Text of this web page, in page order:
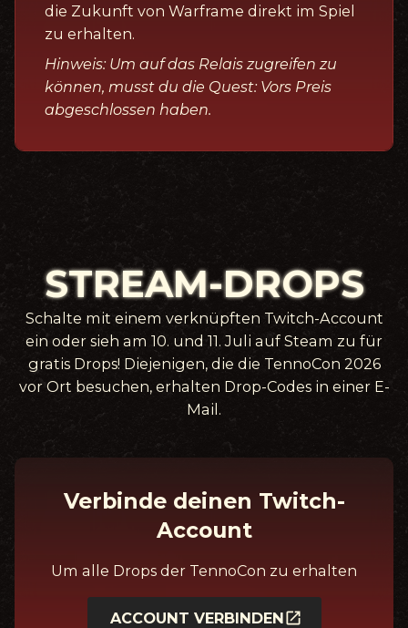
die Zukunft von Warframe direkt im Spiel
zu erhalten.
Hinweis: Um auf das Relais zugreifen zu
können, musst du die Quest: Vors Preis
abgeschlossen haben.
STREAM-DROPS
Schalte mit einem verknüpften Twitch-Account
ein oder sieh am 10. und 11. Juli auf Steam zu für
gratis Drops! Diejenigen, die die TennoCon 2026
vor Ort besuchen, erhalten Drop-Codes in einer E-
Mail.
Verbinde deinen Twitch-
Account
Um alle Drops der TennoCon zu erhalten
ACCOUNT VERBINDEN